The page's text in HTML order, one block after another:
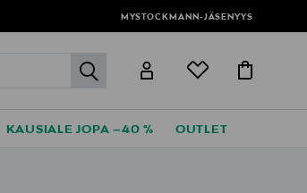
MYSTOCKMANN-JÄSENYYS
label.header.go
KAUSIALE JOPA –40 % OUTLET